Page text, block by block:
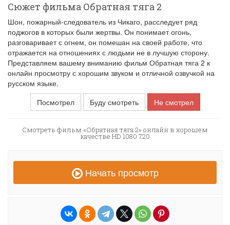
Сюжет фильма Обратная тяга 2
Шон, пожарный-следователь из Чикаго, расследует ряд
поджогов в которых были жертвы. Он понимает огонь,
разговаривает с огнем, он помешан на своей работе, что
отражается на отношениях с людьми не в лучшую сторону.
Представляем вашему вниманию фильм Обратная тяга 2 к
онлайн просмотру с хорошим звуком и отличной озвучкой на
русском языке.
Посмотрел
Буду смотреть Не смотрел
Смотреть фильм «Обратная тяга 2» онлайн в хорошем
качестве HD 1080 720
Начать просмотр